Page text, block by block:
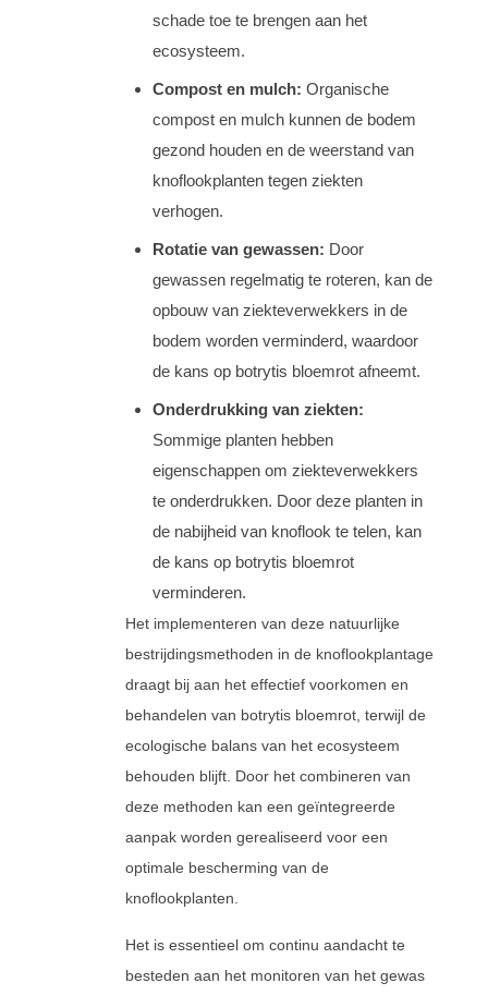
schade toe te brengen aan het
ecosysteem.
Compost en mulch: Organische
compost en mulch kunnen de bodem
gezond houden en de weerstand van
knoflookplanten tegen ziekten
verhogen.
Rotatie van gewassen: Door
gewassen regelmatig te roteren, kan de
opbouw van ziekteverwekkers in de
bodem worden verminderd, waardoor
de kans op botrytis bloemrot afneemt.
Onderdrukking van ziekten:
Sommige planten hebben
eigenschappen om ziekteverwekkers
te onderdrukken. Door deze planten in
de nabijheid van knoflook te telen, kan
de kans op botrytis bloemrot
verminderen.
Het implementeren van deze natuurlijke
bestrijdingsmethoden in de knoflookplantage
draagt bij aan het effectief voorkomen en
behandelen van botrytis bloemrot, terwijl de
ecologische balans van het ecosysteem
behouden blijft. Door het combineren van
deze methoden kan een geïntegreerde
aanpak worden gerealiseerd voor een
optimale bescherming van de
knoflookplanten.
Het is essentieel om continu aandacht te
besteden aan het monitoren van het gewas